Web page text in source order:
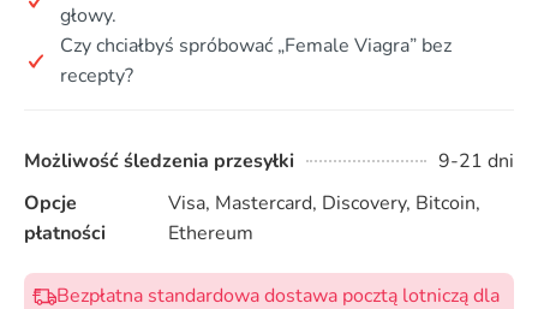
głowy.
Czy chciałbyś spróbować „Female Viagra” bez
recepty?
Możliwość śledzenia przesyłki
9-21 dni
Opcje
płatności
Visa, Mastercard, Discovery, Bitcoin,
Ethereum
Bezpłatna standardowa dostawa pocztą lotniczą dla